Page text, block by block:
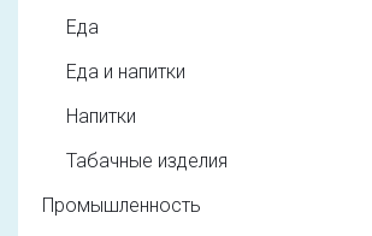
Еда
Еда и напитки
Напитки
Табачные изделия
Промышленность